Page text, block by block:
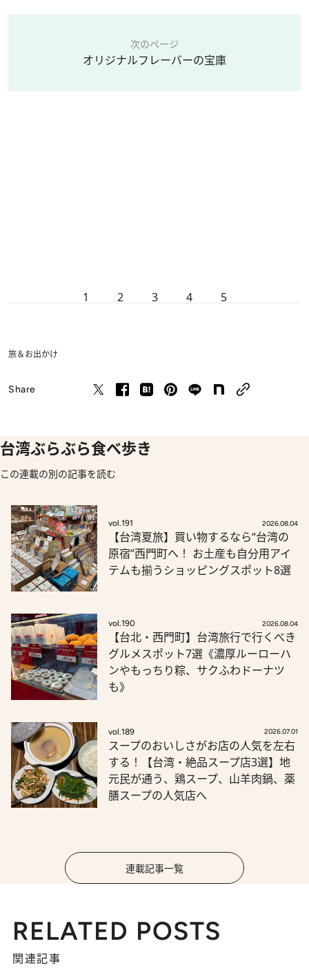
次のページ
オリジナルフレーバーの宝庫
1 2 3 4 5
旅＆お出かけ
Share
台湾ぶらぶら食べ歩き
この連載の別の記事を読む
vol.191 2026.08.04
【台湾夏旅】買い物するなら“台湾の
原宿”西門町へ！ お土産も自分用アイ
テムも揃うショッピングスポット8選
vol.190 2026.08.04
【台北・西門町】台湾旅行で行くべき
グルメスポット7選《濃厚ルーローハ
ンやもっちり粽、サクふわドーナツ
も》
vol.189 2026.07.01
スープのおいしさがお店の人気を左右
する！【台湾・絶品スープ店3選】地
元民が通う、鶏スープ、山羊肉鍋、薬
膳スープの人気店へ
連載記事一覧
RELATED POSTS
関連記事